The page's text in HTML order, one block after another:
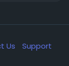
Us
Support